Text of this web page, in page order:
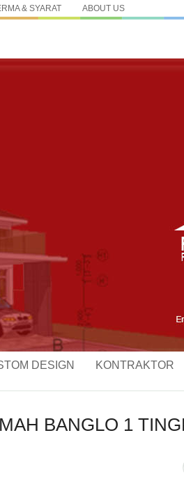
& SYARAT ABOUT US
DESIGN KONTRAKTOR
BANGLO 1